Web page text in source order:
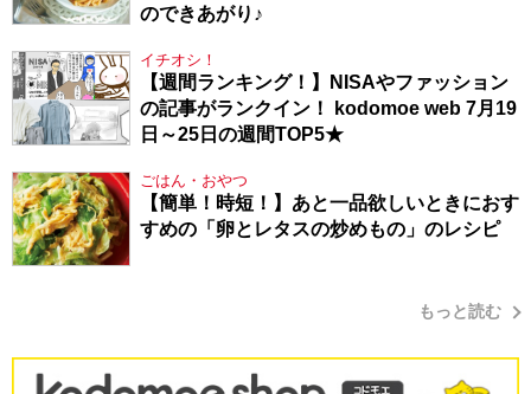
のできあがり♪
イチオシ！
【週間ランキング！】NISAやファッション
の記事がランクイン！ kodomoe web 7月19
日～25日の週間TOP5★
ごはん・おやつ
【簡単！時短！】あと一品欲しいときにおす
すめの「卵とレタスの炒めもの」のレシピ
もっと読む